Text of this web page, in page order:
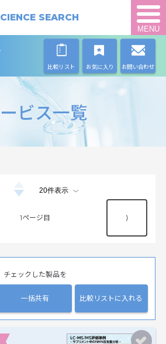
SEARCH
MENU
比較リスト お気に入り お問い合わせ
ビス一覧
1 ⟩
チェックした製品を
一括共有 比較リストに入れる